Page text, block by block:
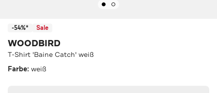
-54%* Sale
WOODBIRD
T-Shirt 'Baine Catch' weiß
Farbe: weiß